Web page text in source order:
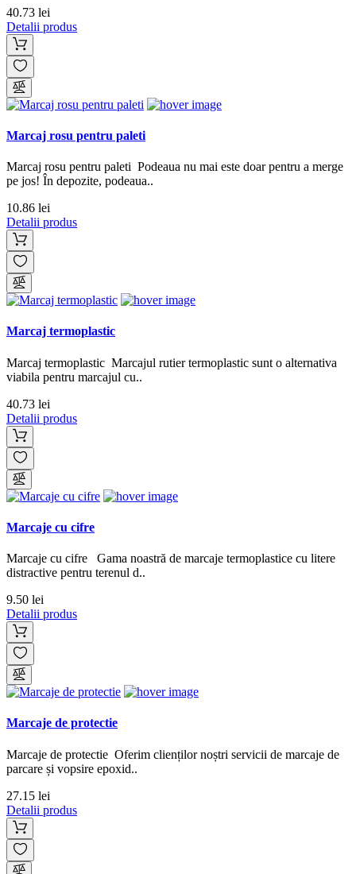
40.73 lei
Detalii produs
Marcaj rosu pentru paleti
Marcaj rosu pentru paleti Podeaua nu mai este doar pentru a merge
pe jos! În depozite, podeaua..
10.86 lei
Detalii produs
Marcaj termoplastic
Marcaj termoplastic Marcajul rutier termoplastic sunt o alternativa
viabila pentru marcajul cu..
40.73 lei
Detalii produs
Marcaje cu cifre
Marcaje cu cifre Gama noastră de marcaje termoplastice cu litere
distractive pentru terenul d..
9.50 lei
Detalii produs
Marcaje de protectie
Marcaje de protectie Oferim clienților noștri servicii de marcaje de
parcare și vopsire epoxid..
27.15 lei
Detalii produs